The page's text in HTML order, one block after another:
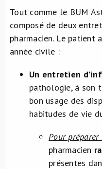
Tout comme le BUM
composé de deux
pharmacien. Le patient
année civile :
Un entretien
pathologie, à son
bon usage des
habitudes de vie
Pour préparer
pharmacien
présentes